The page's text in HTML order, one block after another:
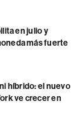
en julio y
más fuerte
híbrido: el nuevo
ve crecer en